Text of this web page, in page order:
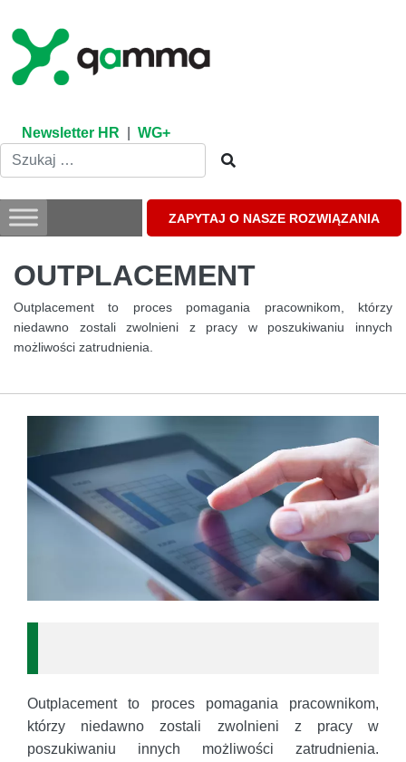
content
Newsletter HR WG+
ZAPYTAJ O NASZE ROZWIĄZANIA
OUTPLACEMENT
Outplacement to proces pomagania pracownikom, którzy
niedawno zostali zwolnieni z pracy w poszukiwaniu innych
możliwości zatrudnienia.
Outplacement to proces pomagania pracownikom,
którzy niedawno zostali zwolnieni z pracy w
poszukiwaniu innych możliwości zatrudnienia.